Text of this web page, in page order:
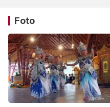
Foto